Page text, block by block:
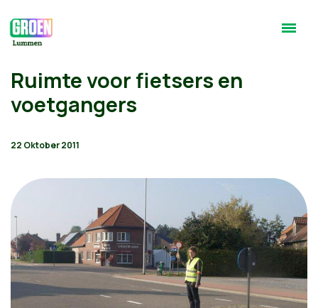
Ruimte voor fietsers en
voetgangers
22 Oktober 2011